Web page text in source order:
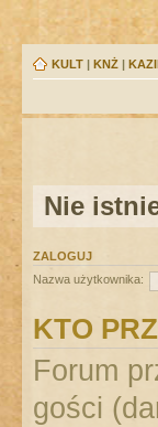
KULT | KNŻ |
Nie
ZALOGUJ
Nazwa użytkownika:
KTO
Forum
gości